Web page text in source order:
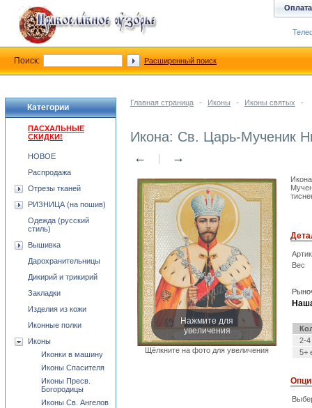
Главная страница - Иконы - Иконы святых -
Икона: Св. Царь-Мученик
← →
Нажмите для
увеличения
Щёлкните на фото для увеличения
Вес
2-4
5+
Категории
ПАСХАЛЬНЫЕ
СКИДКИ!
НОВОЕ
Распродажа
Отрезы тканей
РИЗНИЦА (на пошив)
Одежда (русский
стиль)
Вышивка
Дарохранительницы
Дикирий и трикирий
Закладки
Изделия из кожи
Иконные полки
Иконы
Иконки в машину
Иконы Спасителя
Иконы Пресв.
Богородицы
Иконы Св. Ангелов
Оплата
Поиск: Расширенный поиск